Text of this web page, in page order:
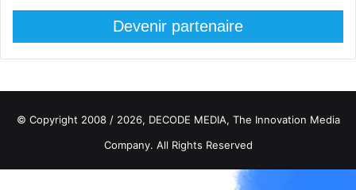
Devenir partenaire
© Copyright 2008 / 2026, DECODE MEDIA, The Innovation Media
Company. All Rights Reserved